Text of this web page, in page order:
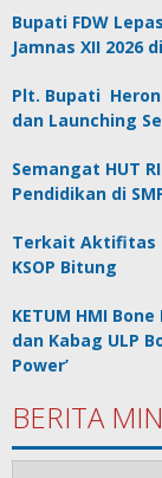
Bupati FDW
Jamnas XII 2026
Plt. Bupati
dan Launching
Semangat HUT
Pendidikan di
Terkait Aktifitas
KSOP Bitung
KETUM HMI
dan Kabag ULP
Power’
BERITA